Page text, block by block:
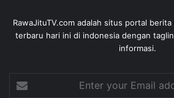
RawaJituTV.com adalah situs portal
terbaru hari ini di indonesia dengan
informasi.
your